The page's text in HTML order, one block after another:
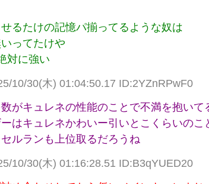
るたけの記憶パ揃ってるような奴は
ってたけや
対に強い
10/30(木) 01:04:50.17 ID:2YZnRPwF0
がキュレネの性能のことで不満を抱い
はキュレネかわいー引いとこくらいのこ
ルランも上位取るだろうね
10/30(木) 01:16:28.51 ID:B3qYUED20